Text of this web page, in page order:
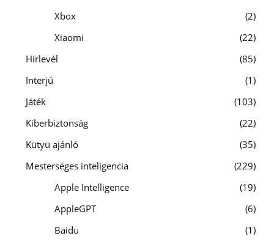
Xbox
2
Xiaomi
22
Hírlevél
85
Interjú
1
Játék
103
Kiberbiztonság
22
Kütyü ajánló
35
Mesterséges inteligencia
229
Apple Intelligence
19
AppleGPT
6
Baidu
1